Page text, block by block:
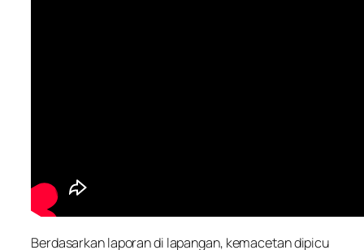
Berdasarkan laporan di lapangan, kemacetan dipicu